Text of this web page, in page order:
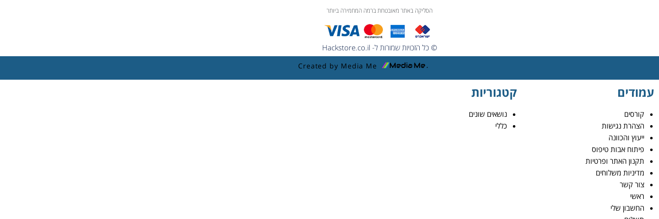
הסליקה באתר מאובטחת ברמה המחמירה ביותר
© כל הזכויות שמורות ל- Hackstore.co.il
Created by Media Me
עמודים
קורסים
הצהרת נגישות
ייעוץ והכוונה
פיתוח אבות טיפוס
תקנון האתר ופרטיות
מדיניות משלוחים
צור קשר
ראשי
החשבון שלי
קטגוריות
נושאים שונים
כללי